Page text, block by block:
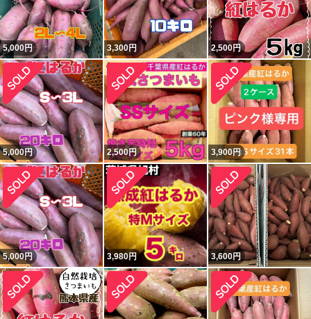
5,000円 3,300円 2,500円
5,000円 2,500円 3,900円
5,000円 3,980円 3,600円